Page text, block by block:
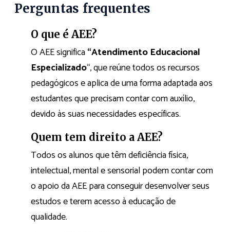
Perguntas frequentes
O que é AEE?
O AEE significa“Atendimento Educacional
Especializado“, que reúne todos os recursos
pedagógicos e aplica de uma forma adaptada aos
estudantes que precisam contar com auxílio,
devido às suas necessidades específicas.
Quem tem direito a AEE?
Todos os alunos que têm deficiência física,
intelectual, mental e sensorial podem contar com
o apoio da AEE para conseguir desenvolver seus
estudos e terem acesso à educação de
qualidade.